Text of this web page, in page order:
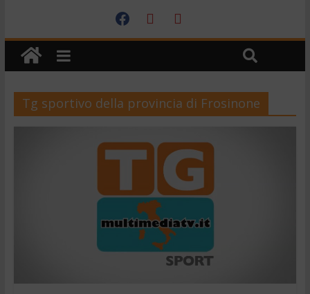
Tg sportivo della provincia di Frosinone